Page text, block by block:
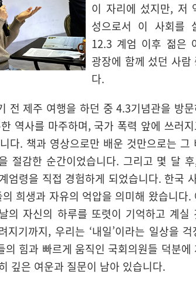
이 자리에 섰지만, 저
성으로서 이 사회를
12.3 계엄 이후 젊은
광장에 함께 섰던 사람
다.
전 제주 여행을 하던 중 4.3기념관을 방
역사를 마주하며, 국가 폭력 앞에 쓰러
다. 책과 영상으로만 배운 것만으로는 그
절감한 순간이었습니다. 그리고 몇 달
엄령을 직접 경험하게 되었습니다. 한국
희생과 자유의 억압을 의미해 왔습니다.
의 자신의 하루를 또렷이 기억하고 계실
지기까지, 우리는 ‘내일’이라는 일상을
의 힘과 빠르게 움직인 국회의원들 덕분에
깊은 여운과 질문이 남아 있습니다.